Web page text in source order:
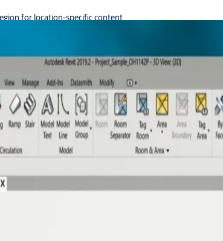
for location-specific content.